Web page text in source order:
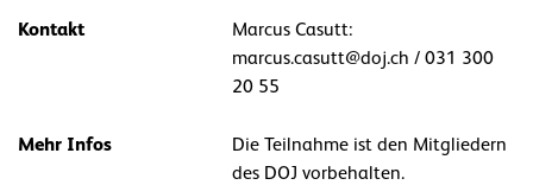
Kontakt
Marcus Casutt:
marcus.casutt@doj.ch / 031 300
20 55
Mehr Infos
Die Teilnahme ist den Mitgliedern
des DOJ vorbehalten.